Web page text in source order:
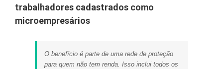
trabalhadores cadastrados como
microempresários
O benefício é parte de uma rede de proteção
para quem não tem renda. Isso inclui todos os